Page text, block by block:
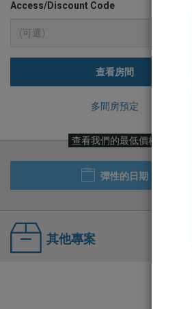
Access/Discount Code
查看房間
多間房預定
查看我們的最低價格
彈性的日期
其他專案